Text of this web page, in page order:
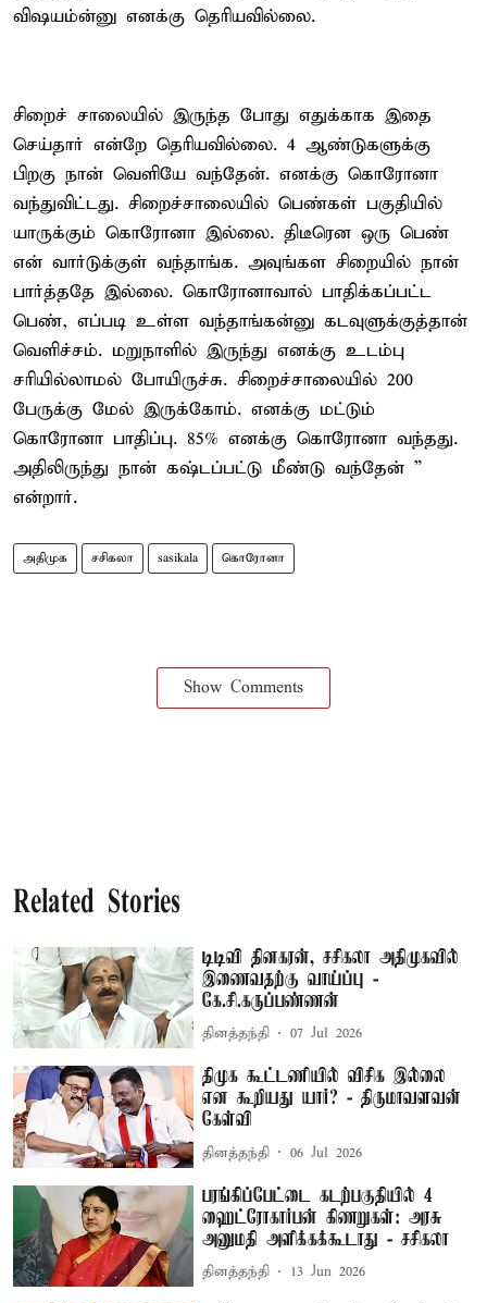
விஷயம்ன்னு எனக்கு தெரியவில்லை.
சிறைச் சாலையில் இருந்த போது எதுக்காக இதை
செய்தார் என்றே தெரியவில்லை. 4 ஆண்டுகளுக்கு
பிறகு நான் வெளியே வந்தேன். எனக்கு கொரோனா
வந்துவிட்டது. சிறைச்சாலையில் பெண்கள் பகுதியில்
யாருக்கும் கொரோனா இல்லை. திடீரென ஒரு பெண்
என் வார்டுக்குள் வந்தாங்க. அவுங்கள சிறையில் நான்
பார்த்ததே இல்லை. கொரோனாவால் பாதிக்கப்பட்ட
பெண், எப்படி உள்ள வந்தாங்கன்னு கடவுளுக்குத்தான்
வெளிச்சம். மறுநாளில் இருந்து எனக்கு உடம்பு
சரியில்லாமல் போயிருச்சு. சிறைச்சாலையில் 200
பேருக்கு மேல் இருக்கோம். எனக்கு மட்டும்
கொரோனா பாதிப்பு. 85% எனக்கு கொரோனா வந்தது.
அதிலிருந்து நான் கஷ்டப்பட்டு மீண்டு வந்தேன் ”
என்றார்.
அதிமுக சசிகலா sasikala கொரோனா
Show Comments
Related Stories
டிடிவி தினகரன், சசிகலா அதிமுகவில்
இணைவதற்கு வாய்ப்பு -
கே.சி.கருப்பண்ணன்
தினத்தந்தி 07 Jul 2026
திமுக கூட்டணியில் விசிக இல்லை
என கூறியது யார்? - திருமாவளவன்
கேள்வி
தினத்தந்தி 06 Jul 2026
பரங்கிப்பேட்டை கடற்பகுதியில் 4
ஹைட்ரோகார்பன் கிணறுகள்: அரசு
அனுமதி அளிக்கக்கூடாது - சசிகலா
தினத்தந்தி 13 Jun 2026